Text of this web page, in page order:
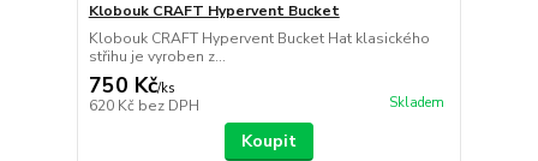
Klobouk CRAFT Hypervent Bucket
Klobouk CRAFT Hypervent Bucket Hat klasického
střihu je vyroben z...
750 Kč/ks
620 Kč bez DPH Skladem
Koupit